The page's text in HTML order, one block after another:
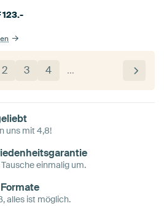
123.-
2 3 4 …
uns mit 4,8!
einmalig um.
alles ist möglich.